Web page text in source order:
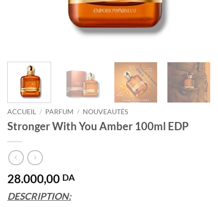
ACCUEIL / PARFUM / NOUVEAUTÉS
Stronger With You Amber 100ml EDP
28.000,00 DA
DESCRIPTION: